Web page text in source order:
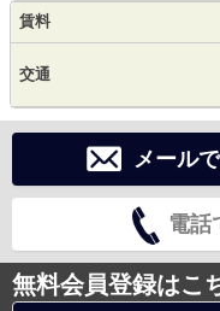
賃料
交通
メール
電話
無料会員登録はこ